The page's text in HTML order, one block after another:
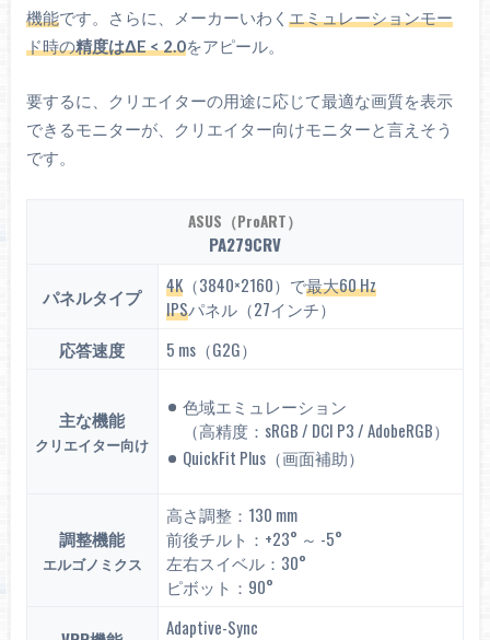
機能です。さらに、メーカーいわく エミュレーションモー
ド時の精度はΔE < 2.0をアピール。
要するに、クリエイターの用途に応じて最適な画質を表示
できるモニターが、クリエイター向けモニターと言えそう
です。
ASUS（ProART）
PA279CRV
パネルタイプ 4K（3840×2160）で最大60 Hz
IPSパネル（27インチ）
応答速度
5 ms（G2G）
主な機能
クリエイター向け
色域エミュレーション
（高精度：sRGB / DCI P3 / AdobeRGB）
QuickFit Plus（画面補助）
調整機能
エルゴノミクス
高さ調整：130 mm
前後チルト：+23° ～ -5°
左右スイベル：30°
ピボット：90°
Adaptive-Sync